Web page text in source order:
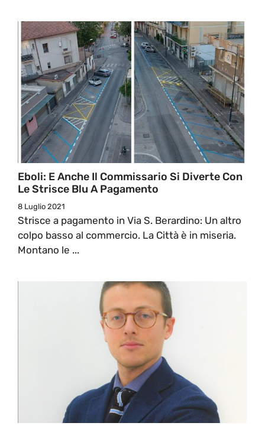
Eboli: E Anche Il Commissario Si Diverte Con
Le Strisce Blu A Pagamento
8 Luglio 2021
Strisce a pagamento in Via S. Berardino: Un altro
colpo basso al commercio. La Città è in miseria.
Montano le ...